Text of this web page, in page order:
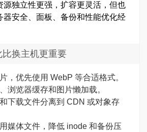
源独立性更强，扩容更灵活，但也
器安全、面板、备份和性能优化经
比换主机更重要
，优先使用 WebP 等合适格式。
浏览器缓存和图片懒加载。
下载文件分离到 CDN 或对象存
媒体文件，降低 inode 和备份压